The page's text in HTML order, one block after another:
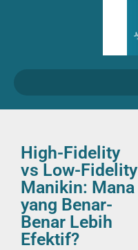
High-Fidelity
vs Low-Fidelity
Manikin: Mana
yang Benar-
Benar Lebih
Efektif?